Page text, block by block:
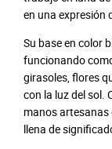
a
o
r
d
a
d
o
en una expresión
Su base en color
funcionando
girasoles, flores
con la luz del sol.
manos
llena de